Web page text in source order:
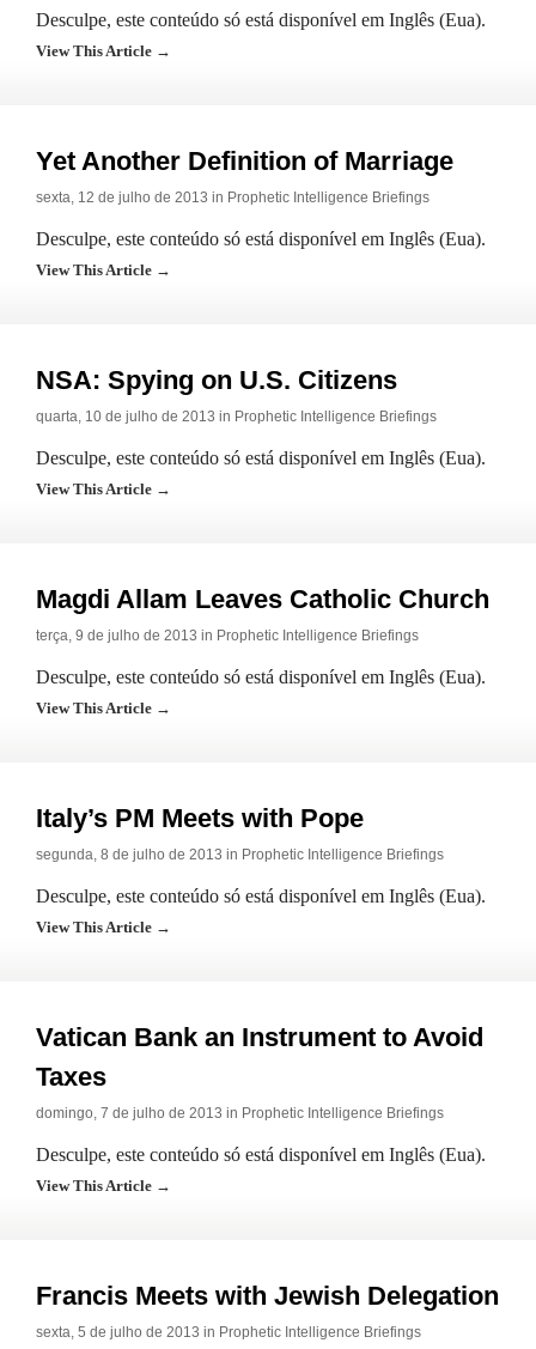
Desculpe, este conteúdo só está disponível em Inglês (Eua).
View This Article →
Yet Another Definition of Marriage
sexta, 12 de julho de 2013 in Prophetic Intelligence Briefings
Desculpe, este conteúdo só está disponível em Inglês (Eua).
View This Article →
NSA: Spying on U.S. Citizens
quarta, 10 de julho de 2013 in Prophetic Intelligence Briefings
Desculpe, este conteúdo só está disponível em Inglês (Eua).
View This Article →
Magdi Allam Leaves Catholic Church
terça, 9 de julho de 2013 in Prophetic Intelligence Briefings
Desculpe, este conteúdo só está disponível em Inglês (Eua).
View This Article →
Italy’s PM Meets with Pope
segunda, 8 de julho de 2013 in Prophetic Intelligence Briefings
Desculpe, este conteúdo só está disponível em Inglês (Eua).
View This Article →
Vatican Bank an Instrument to Avoid
Taxes
domingo, 7 de julho de 2013 in Prophetic Intelligence Briefings
Desculpe, este conteúdo só está disponível em Inglês (Eua).
View This Article →
Francis Meets with Jewish Delegation
sexta, 5 de julho de 2013 in Prophetic Intelligence Briefings